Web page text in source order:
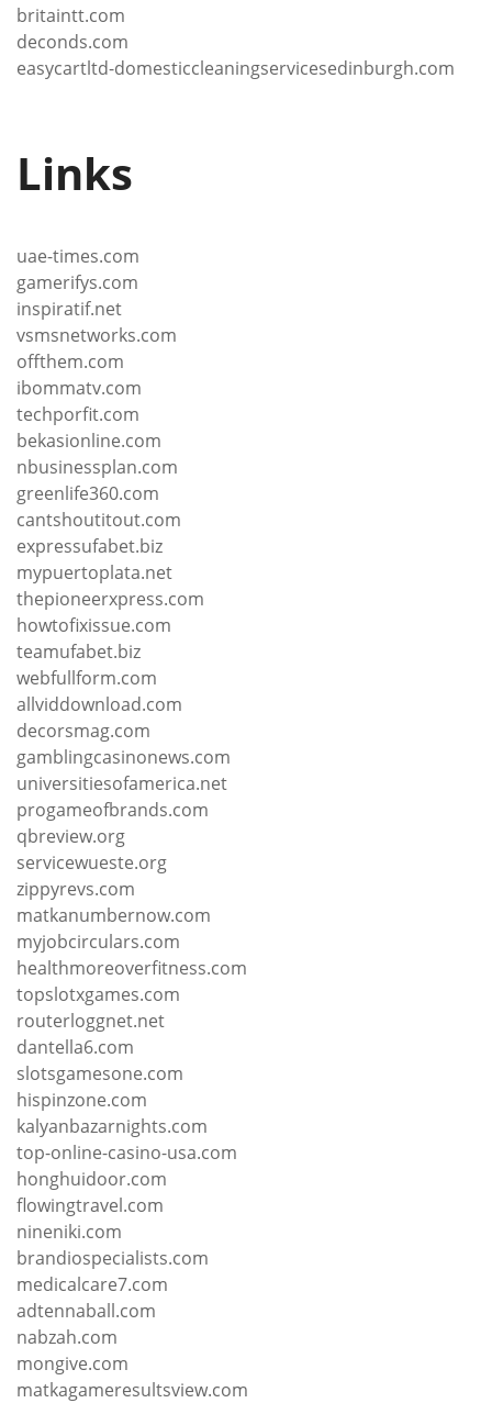
britaintt.com
deconds.com
easycartltd-domesticcleaningservicesedinburgh.com
Links
uae-times.com
gamerifys.com
inspiratif.net
vsmsnetworks.com
offthem.com
ibommatv.com
techporfit.com
bekasionline.com
nbusinessplan.com
greenlife360.com
cantshoutitout.com
expressufabet.biz
mypuertoplata.net
thepioneerxpress.com
howtofixissue.com
teamufabet.biz
webfullform.com
allviddownload.com
decorsmag.com
gamblingcasinonews.com
universitiesofamerica.net
progameofbrands.com
qbreview.org
servicewueste.org
zippyrevs.com
matkanumbernow.com
myjobcirculars.com
healthmoreoverfitness.com
topslotxgames.com
routerloggnet.net
dantella6.com
slotsgamesone.com
hispinzone.com
kalyanbazarnights.com
top-online-casino-usa.com
honghuidoor.com
flowingtravel.com
nineniki.com
brandiospecialists.com
medicalcare7.com
adtennaball.com
nabzah.com
mongive.com
matkagameresultsview.com